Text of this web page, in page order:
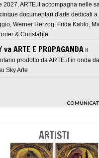
2027, ARTE.it accompagna nelle
documentari d'arte dedicati a
Werner Herzog, Frida Kahlo,
& Constable
va ARTE E PROPAGANDA
prodotto da ARTE.it in onda
Sky Arte
>
ARTISTI